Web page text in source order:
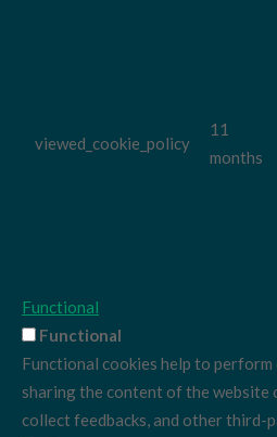
viewed_cookie_policy
11
months
Functional
Functional
Functional cookies help to
sharing the content of the website
collect feedbacks, and other third-